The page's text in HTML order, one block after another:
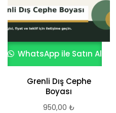
WhatsApp ile Satın Al
Grenli Dış Cephe
Boyası
950,00 ₺